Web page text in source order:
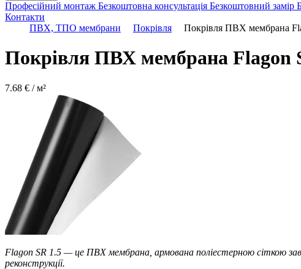
Професійний монтаж Безкоштовна консультація Безкоштовний замір
Контакти
ПВХ, ТПО мембрани
Покрівля Покрівля ПВХ мембрана
Покрівля ПВХ мембрана Flagon
7.68 € / м²
Flagon SR 1.5 — це ПВХ мембрана, армована поліестерною сіткою
реконструкції.